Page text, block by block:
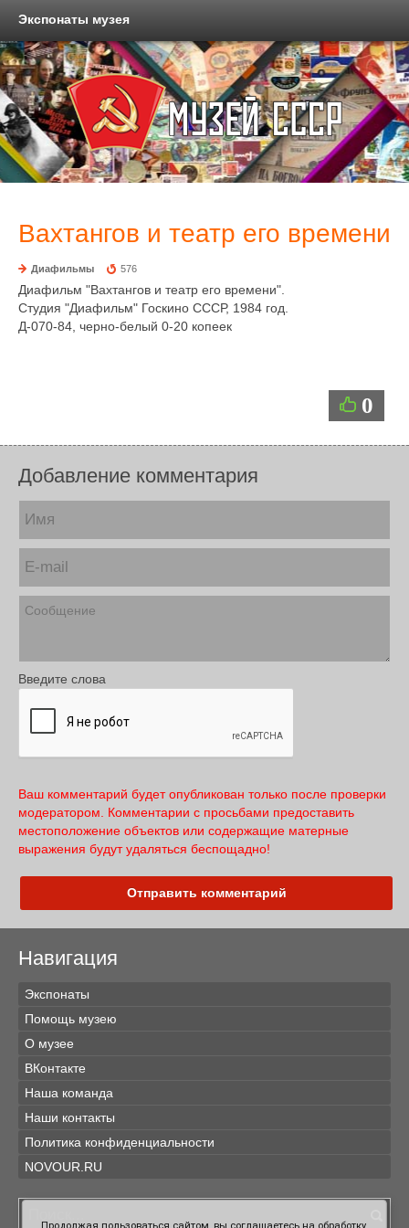
Экспонаты музея
Вахтангов и театр его времени
Диафильмы 576
Диафильм "Вахтангов и театр его времени".
Студия "Диафильм" Госкино СССР, 1984 год.
Д-070-84, черно-белый 0-20 копеек
0
Добавление комментария
Введите слова
Ваш комментарий будет опубликован только после проверки
модератором. Комментарии с просьбами предоставить
местоположение объектов или содержащие матерные
выражения будут удаляться беспощадно!
Отправить комментарий
Навигация
Экспонаты
Помощь музею
О музее
ВКонтакте
Наша команда
Наши контакты
Политика конфиденциальности
NOVOUR.RU